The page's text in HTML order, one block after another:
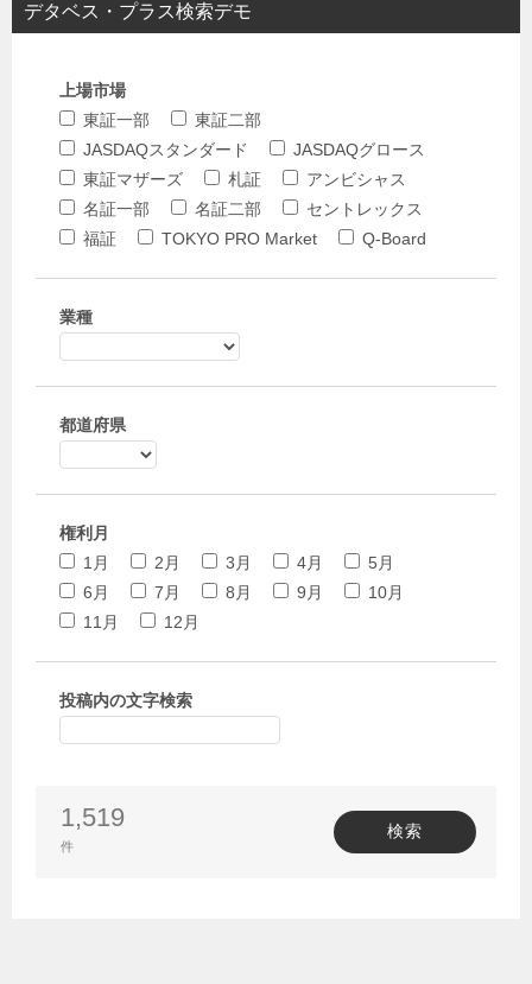
デタベス・プラス検索デモ
上場市場
東証一部
東証二部
JASDAQスタンダード
JASDAQグロース
東証マザーズ
札証
アンビシャス
名証一部
名証二部
セントレックス
福証
TOKYO PRO Market Q-Board
業種
都道府県
権利月
1月
2月 3月 4月
5月
6月
7月 8月 9月
10月
11月
12月
投稿内の文字検索
1,519
件
検索